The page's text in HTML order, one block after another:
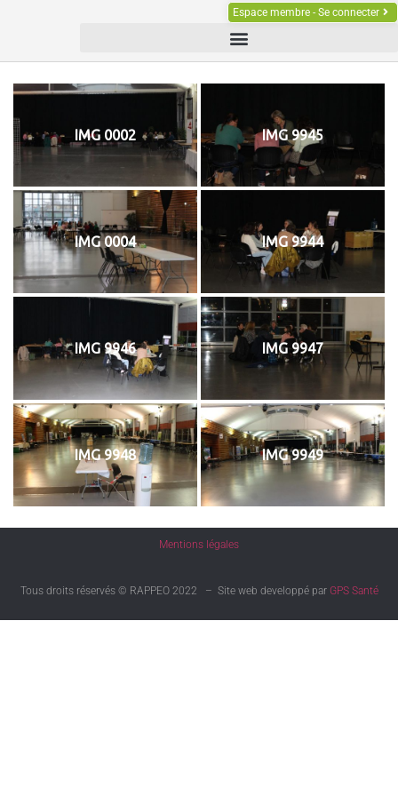
Espace membre - Se connecter
IMG 0002 IMG 9945
IMG 0004 IMG 9944
IMG 9946 IMG 9947
IMG 9948 IMG 9949
Mentions légales
Tous droits réservés © RAPPEO 2022 – Site web developpé par GPS Santé